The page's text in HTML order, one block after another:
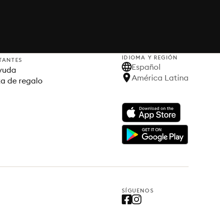
de regalo
IDIOMA Y REGIÓN
Español
América Latina
SÍGUENOS